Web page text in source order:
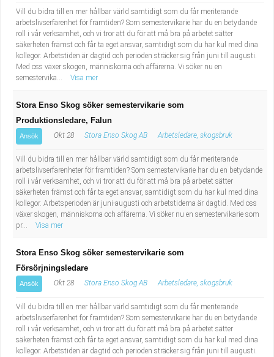
Vill du bidra till en mer hållbar värld samtidigt som du får meriterande
arbetslivserfarenhet för framtiden? Som semestervikarie har du en betydande
roll i vår verksamhet, och vi tror att du för att må bra på arbetet sätter
säkerheten främst och får ta eget ansvar, samtidigt som du har kul med dina
kollegor. Arbetstiden är dagtid och perioden sträcker sig från juni till augusti.
Med oss växer skogen, människorna och affärerna. Vi söker nu en
semestervika...
Visa mer
Stora Enso Skog söker semestervikarie som
Produktionsledare, Falun
Ansök Okt 28 Stora Enso Skog AB Arbetsledare, skogsbruk
Vill du bidra till en mer hållbar värld samtidigt som du får meriterande
arbetslivserfarenheter för framtiden? Som semestervikarie har du en betydande
roll i vår verksamhet, och vi tror att du för att må bra på arbetet sätter
säkerheten främst och får ta eget ansvar, samtidigt som du har kul med dina
kollegor. Arbetsperioden är juni-augusti och arbetstiderna är dagtid. Med oss
växer skogen, människorna och affärerna. Vi söker nu en semestervikarie som
pr...
Visa mer
Stora Enso Skog söker semestervikarie som
Försörjningsledare
Ansök Okt 28 Stora Enso Skog AB Arbetsledare, skogsbruk
Vill du bidra till en mer hållbar värld samtidigt som du får meriterande
arbetslivserfarenhet för framtiden? Som semestervikarie har du en betydande
roll i vår verksamhet, och vi tror att du för att må bra på arbetet sätter
säkerheten främst och får ta eget ansvar, samtidigt som du har kul med dina
kollegor. Arbetstiden är dagtid och perioden sträcker sig från juni till augusti.